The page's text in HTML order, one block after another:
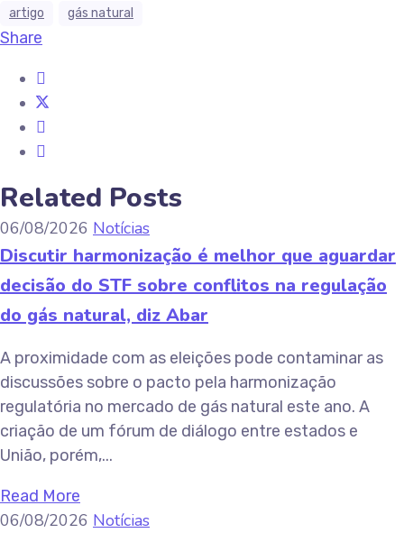
artigo gás natural
Share
Related Posts
06/08/2026 Notícias
Discutir harmonização é melhor que aguardar
decisão do STF sobre conflitos na regulação
do gás natural, diz Abar
A proximidade com as eleições pode contaminar as
discussões sobre o pacto pela harmonização
regulatória no mercado de gás natural este ano. A
criação de um fórum de diálogo entre estados e
União, porém,...
Read More
06/08/2026 Notícias